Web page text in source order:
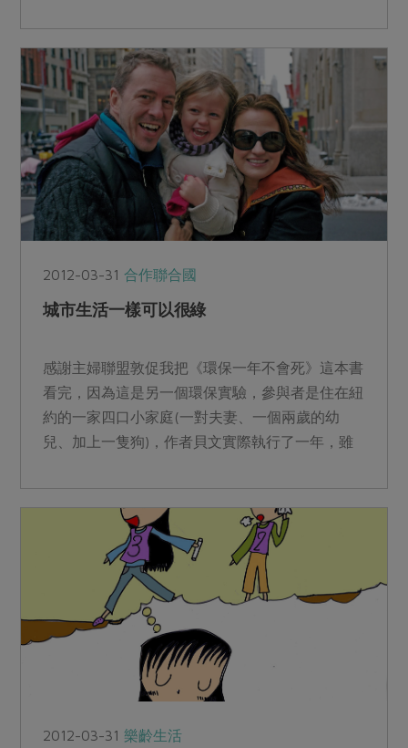
2012-03-31合作聯合國
城市生活一樣可以很綠
感謝主婦聯盟敦促我把《環保一年不會死》這本書
看完，因為這是另一個環保實驗，參與者是住在紐
約的一家四口小家庭(一對夫妻、一個兩歲的幼
兒、加上一隻狗)，作者貝文實際執行了一年，雖
2012-03-31 樂齡生活